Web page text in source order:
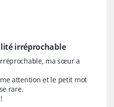
irréprochable
ma sœur a
attention et le petit mot
rare.